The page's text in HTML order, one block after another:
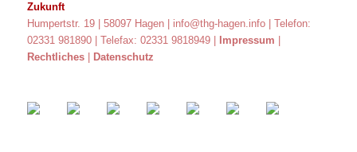
Zukunft
Humpertstr. 19 | 58097 Hagen | info@thg-hagen.info
| Telefon:
02331 981890 | Telefax: 02331 9818949 |
Impressum
Rechtliches
Datenschutz